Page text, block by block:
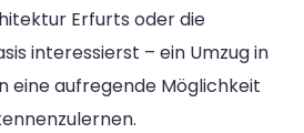
Erfurts oder die
interessierst – ein Umzug in
eine aufregende Möglichkeit